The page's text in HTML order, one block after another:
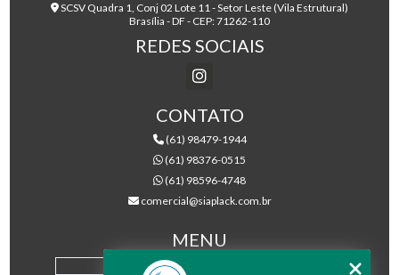
SCSV Quadra 1, Conj 02 Lote 11 - Setor Leste (Vila Estrutural)
Brasília - DF - CEP: 71262-110
REDES SOCIAIS
CONTATO
(61) 98479-1944
(61) 98376-0515
(61) 98596-4748
comercial@siaplack.com.br
MENU